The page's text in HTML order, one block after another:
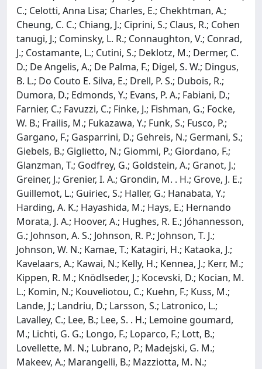
C.; Celotti, Anna Lisa; Charles, E.; Chekhtman, A.;
Cheung, C. C.; Chiang, J.; Ciprini, S.; Claus, R.; Cohen
tanugi, J.; Cominsky, L. R.; Connaughton, V.; Conrad,
J.; Costamante, L.; Cutini, S.; Deklotz, M.; Dermer, C.
D.; De Angelis, A.; De Palma, F.; Digel, S. W.; Dingus,
B. L.; Do Couto E. Silva, E.; Drell, P. S.; Dubois, R.;
Dumora, D.; Edmonds, Y.; Evans, P. A.; Fabiani, D.;
Farnier, C.; Favuzzi, C.; Finke, J.; Fishman, G.; Focke,
W. B.; Frailis, M.; Fukazawa, Y.; Funk, S.; Fusco, P.;
Gargano, F.; Gasparrini, D.; Gehreis, N.; Germani, S.;
Giebels, B.; Giglietto, N.; Giommi, P.; Giordano, F.;
Glanzman, T.; Godfrey, G.; Goldstein, A.; Granot, J.;
Greiner, J.; Grenier, I. A.; Grondin, M. . H.; Grove, J. E.;
Guillemot, L.; Guiriec, S.; Haller, G.; Hanabata, Y.;
Harding, A. K.; Hayashida, M.; Hays, E.; Hernando
Morata, J. A.; Hoover, A.; Hughes, R. E.; Jóhannesson,
G.; Johnson, A. S.; Johnson, R. P.; Johnson, T. J.;
Johnson, W. N.; Kamae, T.; Katagiri, H.; Kataoka, J.;
Kavelaars, A.; Kawai, N.; Kelly, H.; Kennea, J.; Kerr, M.;
Kippen, R. M.; Knödlseder, J.; Kocevski, D.; Kocian, M.
L.; Komin, N.; Kouveliotou, C.; Kuehn, F.; Kuss, M.;
Lande, J.; Landriu, D.; Larsson, S.; Latronico, L.;
Lavalley, C.; Lee, B.; Lee, S. . H.; Lemoine goumard,
M.; Lichti, G. G.; Longo, F.; Loparco, F.; Lott, B.;
Lovellette, M. N.; Lubrano, P.; Madejski, G. M.;
Makeev, A.; Marangelli, B.; Mazziotta, M. N.;